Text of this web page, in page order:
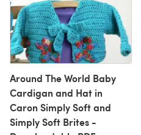
Around The World Baby
Cardigan and Hat in
Caron Simply Soft and
Simply Soft Brites -